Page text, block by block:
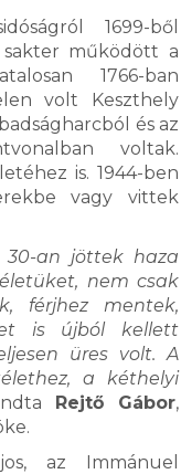
1699-ből
sakter működött a
1766-ban
volt Keszthely
és az
voltak.
is. 1944-ben
vagy vittek
30-an jöttek haza
nem csak
férjhez mentek,
is újból kellett
üres volt. A
a kéthelyi
Rejtő Gábor,
az Immánuel